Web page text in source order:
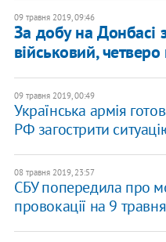
09 травня 2019, 09:46
За добу на Донбасі
військовий,
09 травня 2019, 00:49
Українська армія
РФ загострити
08 травня 2019, 23:57
СБУ попередила про
провокації на 9